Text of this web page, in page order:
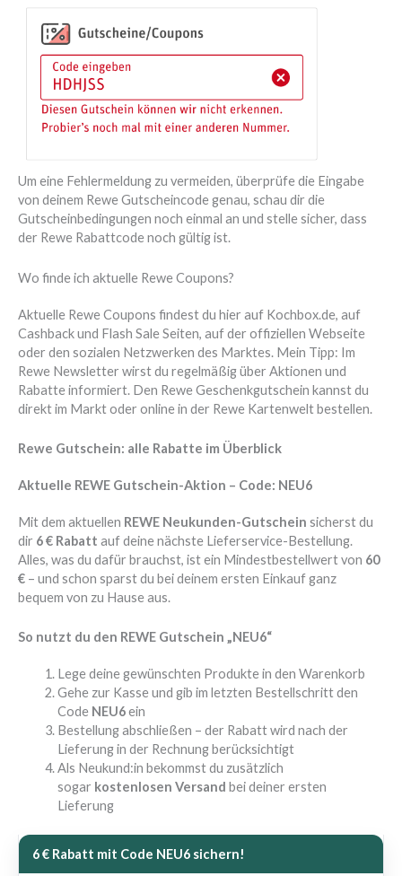
Um eine Fehlermeldung zu vermeiden, überprüfe die Eingabe
von deinem Rewe Gutscheincode genau, schau dir die
Gutscheinbedingungen noch einmal an und stelle sicher, dass
der Rewe Rabattcode noch gültig ist.
Wo finde ich aktuelle Rewe Coupons?
Aktuelle Rewe Coupons findest du hier auf Kochbox.de, auf
Cashback und Flash Sale Seiten, auf der offiziellen Webseite
oder den sozialen Netzwerken des Marktes. Mein Tipp: Im
Rewe Newsletter wirst du regelmäßig über Aktionen und
Rabatte informiert. Den Rewe Geschenkgutschein kannst du
direkt im Markt oder online in der Rewe Kartenwelt bestellen.
Rewe Gutschein: alle Rabatte im Überblick
Aktuelle REWE Gutschein-Aktion – Code: NEU6
Mit dem aktuellen REWE Neukunden-Gutschein sicherst du
dir 6 € Rabatt auf deine nächste Lieferservice-Bestellung.
Alles, was du dafür brauchst, ist ein Mindestbestellwert von 60
€ – und schon sparst du bei deinem ersten Einkauf ganz
bequem von zu Hause aus.
So nutzt du den REWE Gutschein „NEU6“
Lege deine gewünschten Produkte in den Warenkorb
Gehe zur Kasse und gib im letzten Bestellschritt den
Code NEU6ein
Bestellung abschließen – der Rabatt wird nach der
Lieferung in der Rechnung berücksichtigt
Als Neukund:in bekommst du zusätzlich
sogar kostenlosen Versand bei deiner ersten
Lieferung
6 € Rabatt mit Code NEU6sichern!